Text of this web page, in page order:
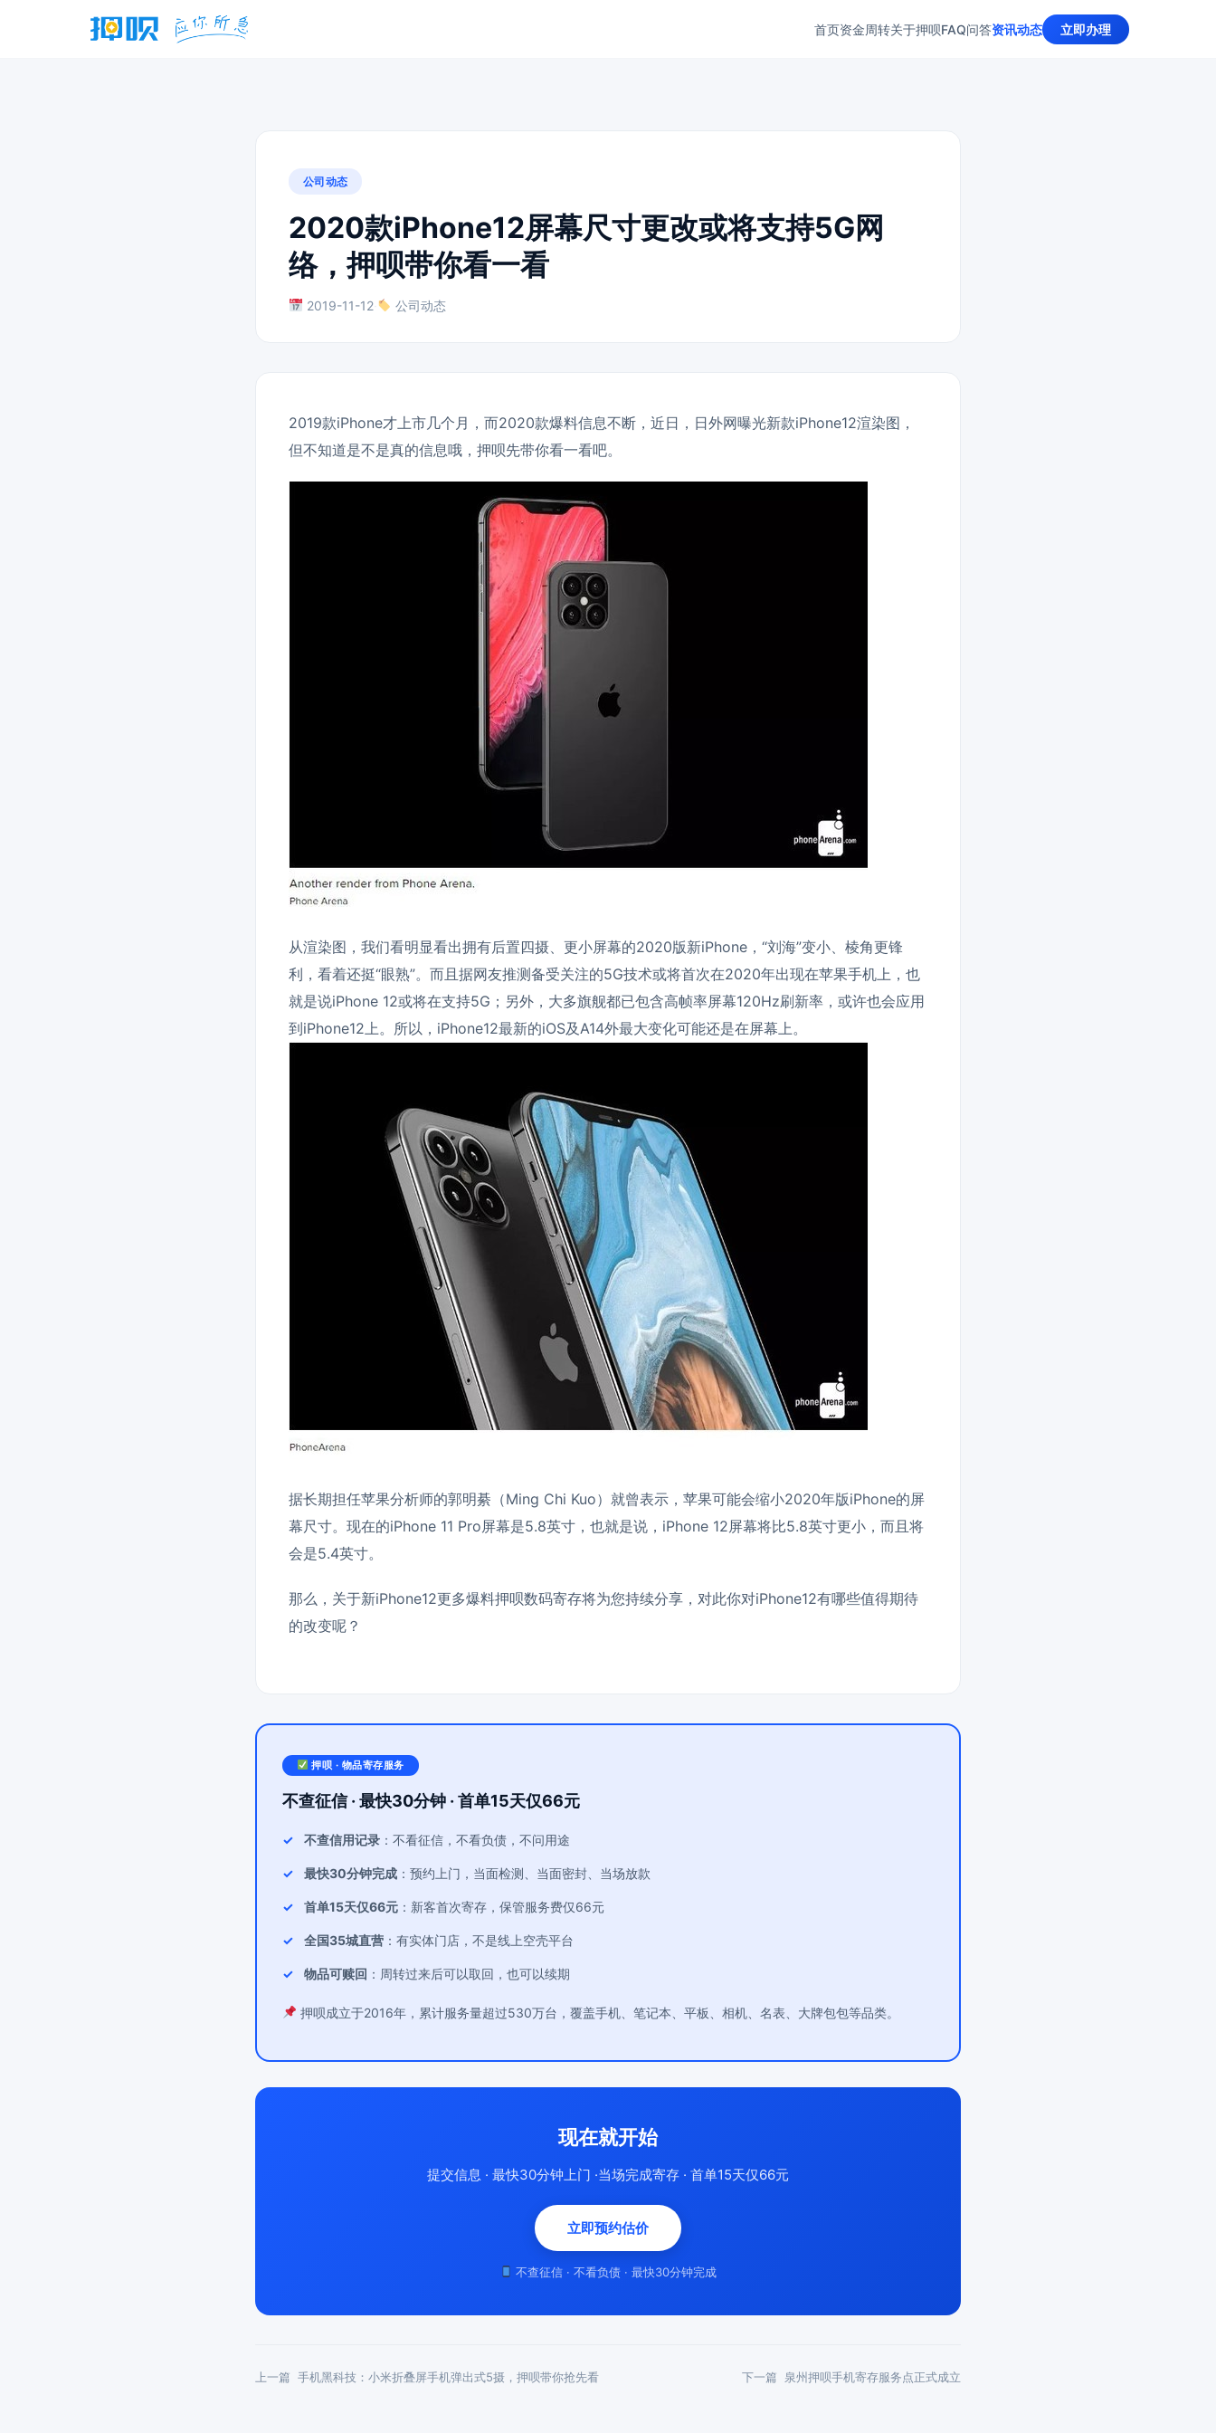
首页资金周转关于押呗FAQ问答资讯动态 立即办理
公司动态
2020款iPhone12屏幕尺寸更改或将支持5G网
络，押呗带你看一看
2019-11-12· 公司动态
2019款iPhone才上市几个月，而2020款爆料信息不断，近日，日外网曝光新款iPhone12渲染图，
但不知道是不是真的信息哦，押呗先带你看一看吧。
从渲染图，我们看明显看出拥有后置四摄、更小屏幕的2020版新iPhone，“刘海”变小、棱角更锋
利，看着还挺“眼熟”。而且据网友推测备受关注的5G技术或将首次在2020年出现在苹果手机上，也
就是说iPhone 12或将在支持5G；另外，大多旗舰都已包含高帧率屏幕120Hz刷新率，或许也会应用
到iPhone12上。所以，iPhone12最新的iOS及A14外最大变化可能还是在屏幕上。
据长期担任苹果分析师的郭明綦（Ming Chi Kuo）就曾表示，苹果可能会缩小2020年版iPhone的屏
幕尺寸。现在的iPhone 11 Pro屏幕是5.8英寸，也就是说，iPhone 12屏幕将比5.8英寸更小，而且将
会是5.4英寸。
那么，关于新iPhone12更多爆料押呗数码寄存将为您持续分享，对此你对iPhone12有哪些值得期待
的改变呢？
押呗 · 物品寄存服务
不查征信 · 最快30分钟 · 首单15天仅66元
不查信用记录 ：不看征信，不看负债，不问用途
最快30分钟完成 ：预约上门，当面检测、当面密封、当场放款
首单15天仅66元 ：新客首次寄存，保管服务费仅66元
全国35城直营 ：有实体门店，不是线上空壳平台
物品可赎回 ：周转过来后可以取回，也可以续期
押呗成立于2016年，累计服务量超过530万台，覆盖手机、笔记本、平板、相机、名表、大牌包包等品类。
现在就开始
提交信息 · 最快30分钟上门 ·当场完成寄存 · 首单15天仅66元
立即预约估价
不查征信 · 不看负债 · 最快30分钟完成
上一篇 手机黑科技：小米折叠屏手机弹出式5摄，押呗带你抢先看 下一篇 泉州押呗手机寄存服务点正式成立